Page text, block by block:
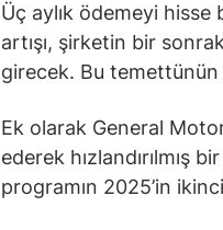
Üç aylık ödemeyi hisse
artışı, şirketin bir
girecek. Bu temettünün
Ek olarak General
ederek hızlandırılmış
programın 2025’in